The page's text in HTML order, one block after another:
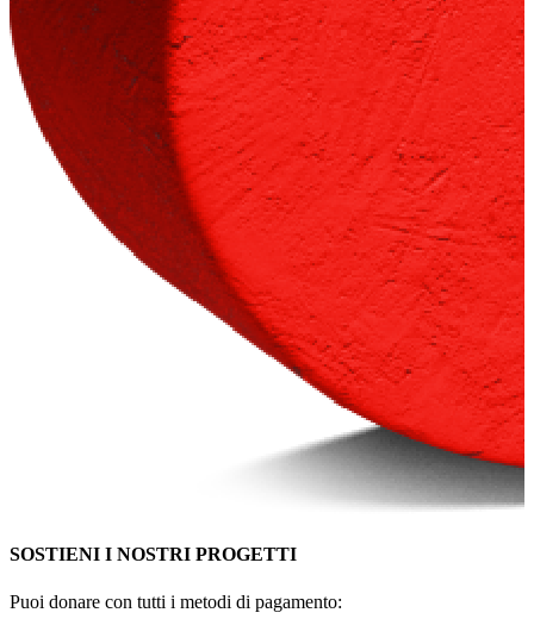
SOSTIENI I NOSTRI PROGETTI
Puoi donare con tutti i metodi di pagamento: